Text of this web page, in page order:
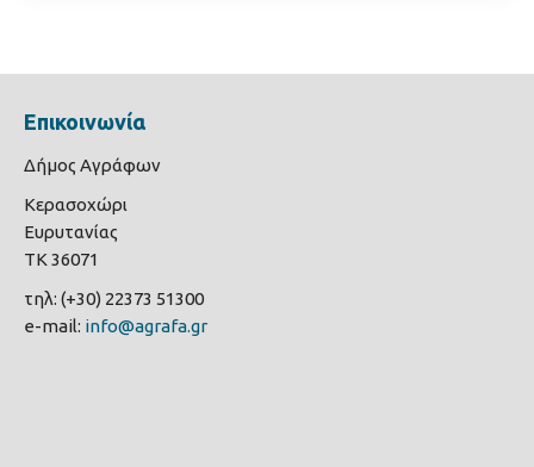
Επικοινωνία
Δήμος Αγράφων
Κερασοχώρι
Ευρυτανίας
ΤΚ 36071
τηλ: (+30) 22373 51300
e-mail: info@agrafa.gr